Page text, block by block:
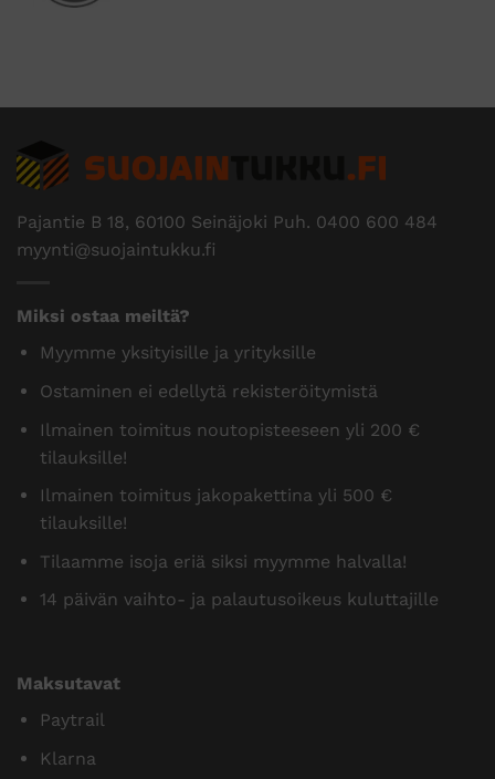
Pajantie B 18, 60100 Seinäjoki Puh. 0400 600 484
myynti@suojaintukku.fi
Miksi ostaa meiltä?
Myymme yksityisille ja yrityksille
Ostaminen ei edellytä rekisteröitymistä
Ilmainen toimitus noutopisteeseen yli 200 €
tilauksille!
Ilmainen toimitus jakopakettina yli 500 €
tilauksille!
Tilaamme isoja eriä siksi myymme halvalla!
14 päivän vaihto- ja palautusoikeus kuluttajille
Maksutavat
Paytrail
Klarna